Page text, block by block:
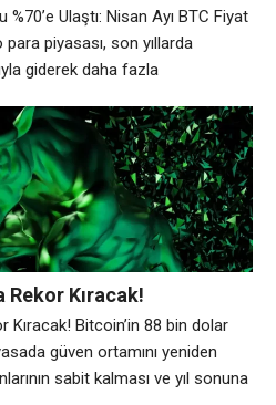
Yükseliyor
Ulaştı: Nisan Ayı BTC Fiyat
piyasası, son yıllarda
giderek daha fazla
yatırımcıların dikkatini çeken
Son veriler, Bitcoin’in Nasdaq
ulaştığını gösteriyor. Bu
daha
Rekor Kıracak!
Kıracak! Bitcoin’in 88 bin dolar
güven ortamını yeniden
sabit kalması ve yıl sonuna